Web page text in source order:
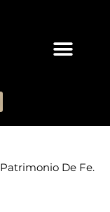
Patrimonio De Fe.